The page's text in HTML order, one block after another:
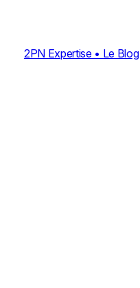
2PN Expertise • Le Blog